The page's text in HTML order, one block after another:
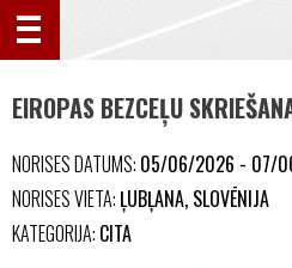
EIROPAS BEZCEĻU
NORISES DATUMS: 05/06/2026 - 07/
NORISES VIETA: ĻUBĻANA, SLOVĒNIJA
KATEGORIJA: CITA